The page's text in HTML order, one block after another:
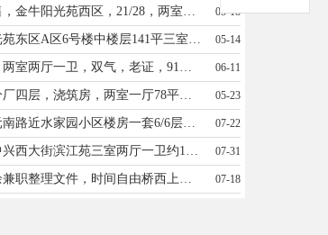
急售急售，金牛阳光苑西区，21/28，两室两厅，车位小房，96平，一口价29万15333194365 查看图片 05-18
金牛阳光苑东区A区6号楼中楼层141平三室两厅两卫户型方正全明带窗带小房车位63万已委托中介勿扰13930926001 05-14
九景台，两室两厅一卫，双气，老证，91平，1/30层，72万，七中学区房，18131915091 06-11
长征二分厂四层，浇筑房，两室一厅78平，双气，简装，双气，地下室，有证，33万，电话18631935981/ 05-23
出售开元南路近水家园小区楼房一套6/6层全套家具全套家电拎包入住一层11平米储藏间无物业费13930921034 07-22
邢台市中兴西大街滨江苑三室两厅一卫约127平房屋出售，4/6，车库约28平，一层车库，价85万。15832968836 07-31
招聘业余兼职整理文件，时间自由桥西上班，有意联系13930900680 07-18